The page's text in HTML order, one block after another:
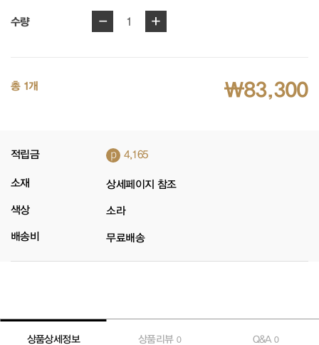
수량 - 1 +
총 1개 ₩83,300
적립금 p 4,165
소재 상세페이지 참조
색상 소라
배송비 무료배송
상품상세정보 상품리뷰 0 Q&A0